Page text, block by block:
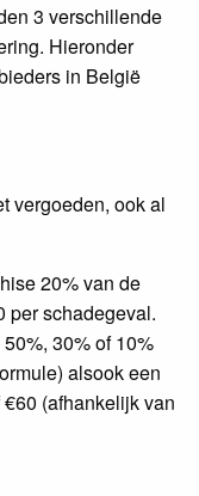
3 verschillende
Hieronder
in België
vergoeden, ook al
20% van de
per schadegeval.
30% of 10%
alsook een
(afhankelijk van